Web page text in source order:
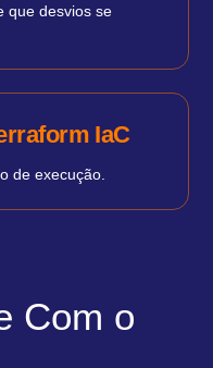
que desvios se
IaC
de execução.
Com o